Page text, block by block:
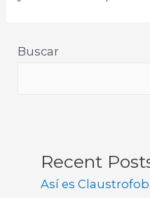
Buscar
Recent
Así es